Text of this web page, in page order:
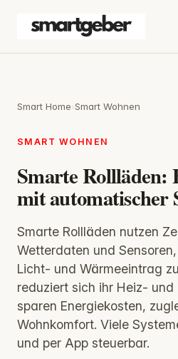
Smart Home›Smart Wohnen
SMART WOHNEN
Smarte Rollläden:
mit automatischer
Smarte Rollläden nutzen
Wetterdaten und
Licht- und Wärmeeintrag
reduziert sich ihr Heiz-
sparen Energiekosten,
Wohnkomfort. Viele
und per App steuerbar.